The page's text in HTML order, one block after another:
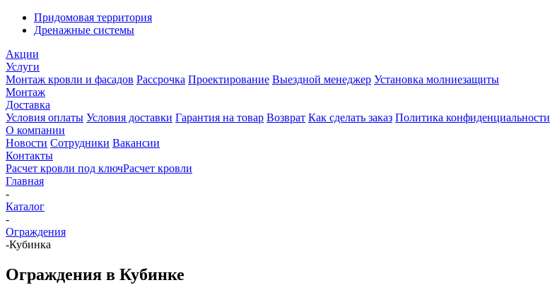
Придомовая территория
Дренажные системы
Акции
Услуги
Монтаж кровли и фасадов Рассрочка Проектирование Выездной менеджер Установка молниезащиты
Монтаж
Доставка
Условия оплаты Условия доставки Гарантия на товар Возврат Как сделать заказ Политика конфиденциальности
О компании
Новости Сотрудники Вакансии
Контакты
Расчет кровли под ключРасчет кровли
Главная
-
Каталог
-
Ограждения
-Кубинка
Ограждения в Кубинке